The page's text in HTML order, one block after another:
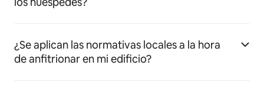
¿Se aplican las normativas locales a la hora
de anfitrionar en mi edificio?